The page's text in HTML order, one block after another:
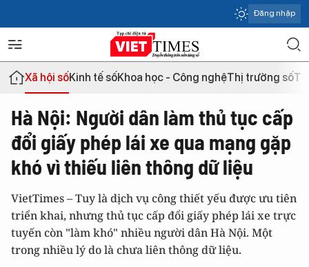
Đăng nhập
Xã hội sốKinh tế sốKhoa học - Công nghệThị trường số
Hà Nội: Người dân làm thủ tục cấp
đổi giấy phép lái xe qua mạng gặp
khó vì thiếu liên thông dữ liệu
VietTimes – Tuy là dịch vụ công thiết yếu được ưu tiên
triển khai, nhưng thủ tục cấp đổi giấy phép lái xe trực
tuyến còn "làm khó" nhiều người dân Hà Nội. Một
trong nhiều lý do là chưa liên thông dữ liệu.